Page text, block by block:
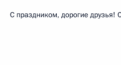
С праздником, дорогие друзья!